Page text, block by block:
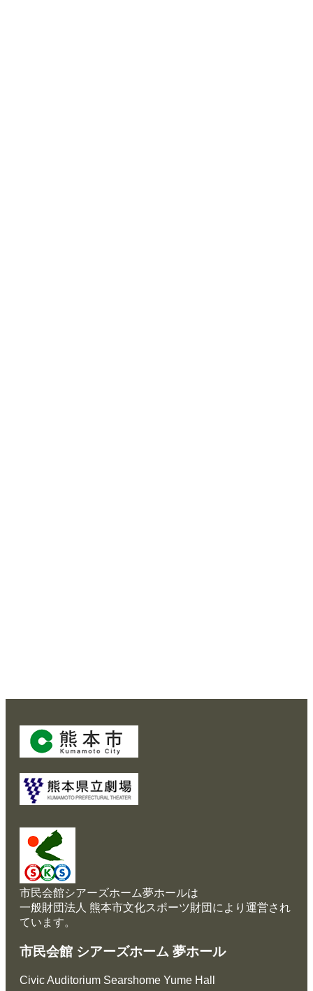
市民会館シアーズホーム夢ホールは
一般財団法人 熊本市文化スポーツ財団により運営され
ています。
市民会館 シアーズホーム 夢ホール
Civic Auditorium Searshome Yume Hall